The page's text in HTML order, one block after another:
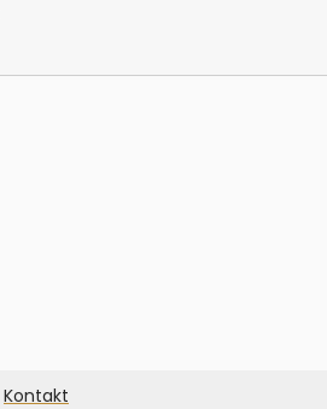
Kontakt